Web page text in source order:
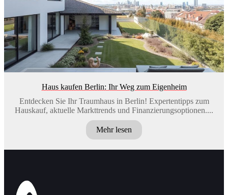
Haus kaufen Berlin: Ihr Weg zum Eigenheim
Entdecken Sie Ihr Traumhaus in Berlin! Expertentipps zum
Hauskauf, aktuelle Markttrends und Finanzierungsoptionen....
Mehr lesen